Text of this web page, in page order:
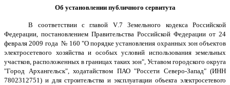
Об установлении публичного сервитута
В соответствии с главой V.7 Земельного кодекса Российской
Федерации, постановлением Правительства Российской Федерации от 24
февраля 2009 года № 160 "О порядке установления охранных зон объектов
электросетевого хозяйства и особых условий использования земельных
участков, расположенных в границах таких зон", Уставом городского округа
"Город Архангельск", ходатайством ПАО "Россети Северо-Запад" (ИНН
7802312751)и для строительства и эксплуатации объекта электросетевого